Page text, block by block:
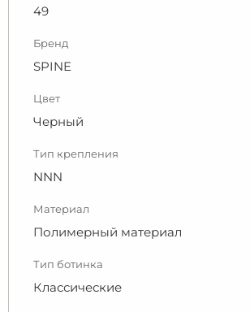
49
Бренд
SPINE
Цвет
Черный
Тип крепления
NNN
Материал
Полимерный материал
Тип ботинка
Классические